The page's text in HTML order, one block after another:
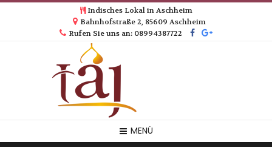
Indisches Lokal in Aschheim
Bahnhofstraße 2, 85609 Aschheim
Rufen Sie uns an: 08994387722
MENÜ